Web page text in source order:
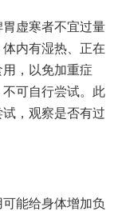
虚寒者不宜过量
内有湿热、正在
，以免加重症
可自行尝试。此
，观察是否有过
能给身体增加负